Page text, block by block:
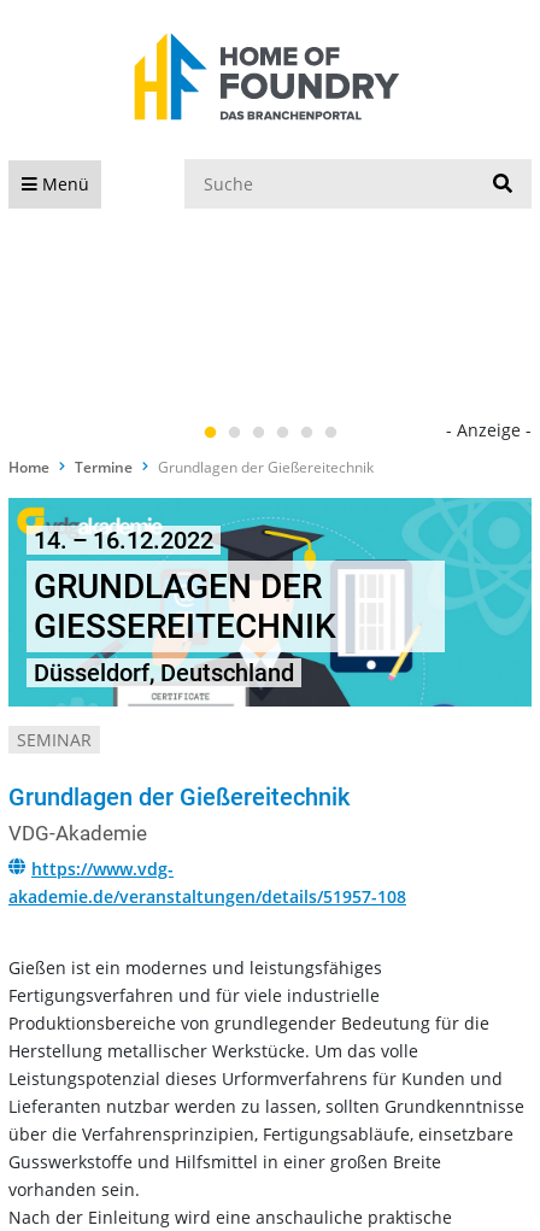
Menü
- Anzeige -
Home Termine Grundlagen der Gießereitechnik
14. – 16.12.2022
GRUNDLAGEN DER
GIESSEREITECHNIK
Düsseldorf, Deutschland
SEMINAR
Grundlagen der Gießereitechnik
VDG-Akademie
https://www.vdg-
akademie.de/veranstaltungen/details/51957-108
Gießen ist ein modernes und leistungsfähiges
Fertigungsverfahren und für viele industrielle
Produktionsbereiche von grundlegender Bedeutung für die
Herstellung metallischer Werkstücke. Um das volle
Leistungspotenzial dieses Urformverfahrens für Kunden und
Lieferanten nutzbar werden zu lassen, sollten Grundkenntnisse
über die Verfahrensprinzipien, Fertigungsabläufe, einsetzbare
Gusswerkstoffe und Hilfsmittel in einer großen Breite
vorhanden sein.
Nach der Einleitung wird eine anschauliche praktische